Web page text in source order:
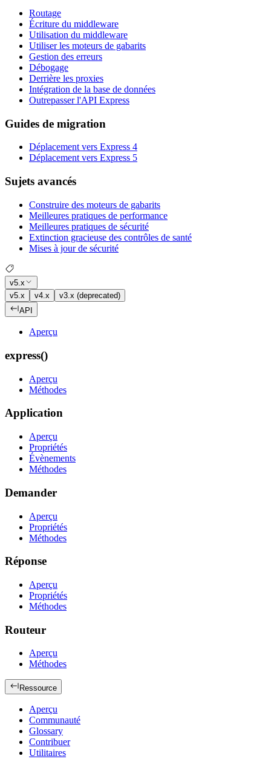
Routage
Écriture du middleware
Utilisation du middleware
Utiliser les moteurs de gabarits
Gestion des erreurs
Débogage
Derrière les proxies
Intégration de la base de données
Outrepasser l'API Express
Guides de migration
Déplacement vers Express 4
Déplacement vers Express 5
Sujets avancés
Construire des moteurs de gabarits
Meilleures pratiques de performance
Meilleures pratiques de sécurité
Extinction gracieuse des contrôles de santé
Mises à jour de sécurité
v5.x
v5.x
v4.x
v3.x (deprecated)
API
Aperçu
express()
Aperçu
Méthodes
Application
Aperçu
Propriétés
Évènements
Méthodes
Demander
Aperçu
Propriétés
Méthodes
Réponse
Aperçu
Propriétés
Méthodes
Routeur
Aperçu
Méthodes
Ressource
Aperçu
Communauté
Glossary
Contribuer
Utilitaires